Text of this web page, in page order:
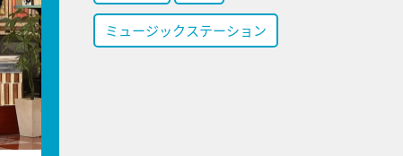
ミュージックステーション